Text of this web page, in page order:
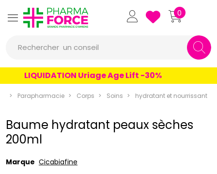
Pharmaforce Grande Pharmacie
0
Rechercher
une marque
un conseil
un produit
une marque
LIQUIDATION Uriage Age Lift -30%
Parapharmacie Corps Soins hydratant et nourrissant
Baume hydratant peaux sèches
200ml
Marque Cicabiafine